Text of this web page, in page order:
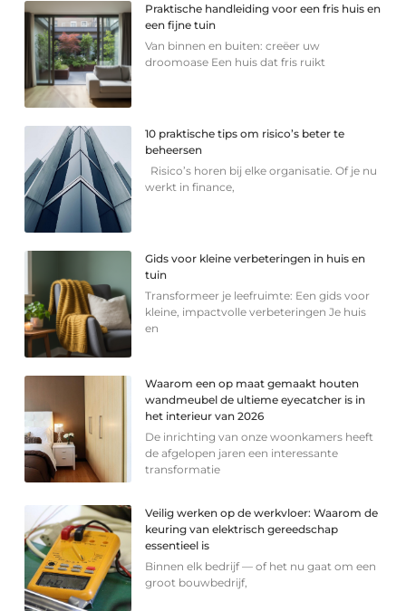
Praktische handleiding voor een fris huis en
een fijne tuin
Van binnen en buiten: creëer uw
droomoase Een huis dat fris ruikt
10 praktische tips om risico’s beter te
beheersen
Risico’s horen bij elke organisatie. Of je nu
werkt in finance,
Gids voor kleine verbeteringen in huis en
tuin
Transformeer je leefruimte: Een gids voor
kleine, impactvolle verbeteringen Je huis
en
Waarom een op maat gemaakt houten
wandmeubel de ultieme eyecatcher is in
het interieur van 2026
De inrichting van onze woonkamers heeft
de afgelopen jaren een interessante
transformatie
Veilig werken op de werkvloer: Waarom de
keuring van elektrisch gereedschap
essentieel is
Binnen elk bedrijf — of het nu gaat om een
groot bouwbedrijf,